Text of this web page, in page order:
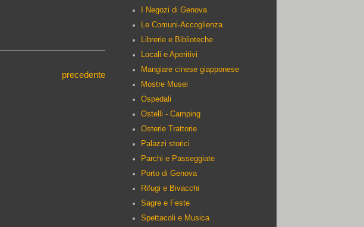
precedente
I Negozi di Genova
Le Comuni-Accoglienza
Librerie e Biblioteche
Locali e Aperitivi
Mangiare cinese giapponese
Mostre Musei
Ospedali
Ostelli - Camping
Osterie Trattorie
Palazzi storici
Parchi e Passeggiate
Porto di Genova
Rifugi e Bivacchi
Sagre e Feste
Spettacoli e Musica